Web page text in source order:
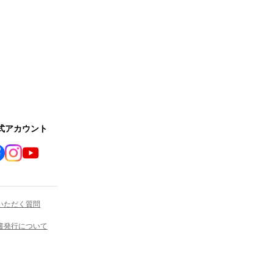
アカウント
ただく質問
発行について